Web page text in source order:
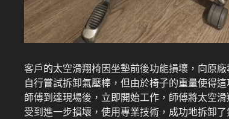
客戶的太空滑翔椅因坐墊前後功能損壞，向原
自行嘗試拆卸氣壓棒，但由於椅子的重量使得
師傅到達現場後，立即開始工作，師傅將太空
受到進一步損壞，使用專業技術，成功地拆卸了